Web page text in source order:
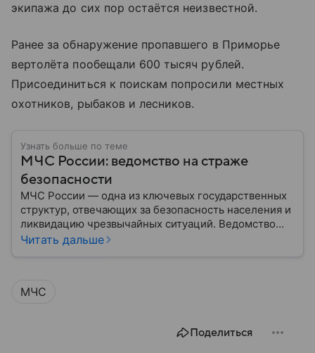
экипажа до сих пор остаётся неизвестной.
Ранее за обнаружение пропавшего в Приморье
вертолёта пообещали 600 тысяч рублей.
Присоединиться к поискам попросили местных
охотников, рыбаков и лесников.
Узнать больше по теме
МЧС России: ведомство на страже
безопасности
МЧС России — одна из ключевых государственных
структур, отвечающих за безопасность населения и
ликвидацию чрезвычайных ситуаций. Ведомство
играет важную роль в защите граждан от
задачи выполняет и какую роль играет в
Читать дальше
МЧС
Поделиться